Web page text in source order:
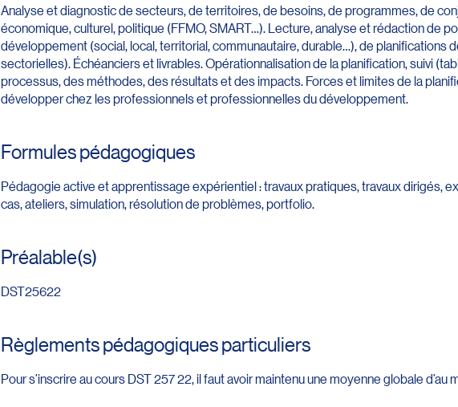
Analyse et diagnostic de secteurs, de territoires, de besoins, de programmes, de
économique, culturel, politique (FFMO, SMART…). Lecture, analyse et rédaction de
développement (social, local, territorial, communautaire, durable…), de planifications
sectorielles). Échéanciers et livrables. Opérationnalisation de la planification, suivi
processus, des méthodes, des résultats et des impacts. Forces et limites de la
développer chez les professionnels et professionnelles du développement.
Formules pédagogiques
Pédagogie active et apprentissage expérientiel : travaux pratiques, travaux dirigés,
cas, ateliers, simulation, résolution de problèmes, portfolio.
Préalable(s)
DST25622
Règlements pédagogiques particuliers
Pour s’inscrire au cours DST 257 22, il faut avoir maintenu une moyenne globale d’au